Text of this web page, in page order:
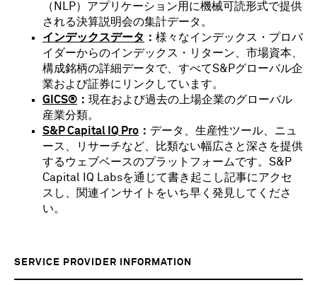
（NLP）アプリケーション用に機械可読形式で提供
される決算説明会の集計データ。
インデックスデータ ： 様々なインデックス・プロバ
イダーからのインデックス・リターン、市場資本、
構成銘柄の詳細データで、すべてS&Pグローバル企
業および証券にリンクしています。
GICS® ： 現在および過去の上場企業のグローバル
産業分類。
S&P Capital IQ Pro ： データ、生産性ツール、ニュ
ース、リサーチなど、比類ない幅広さと深さを提供
するウェブベースのプラットフォームです。S&P
Capital IQ Labsを通じて書き起こし記事にアクセ
スし、関連インサイトをいち早く発見してくださ
い。
SERVICE PROVIDER INFORMATION